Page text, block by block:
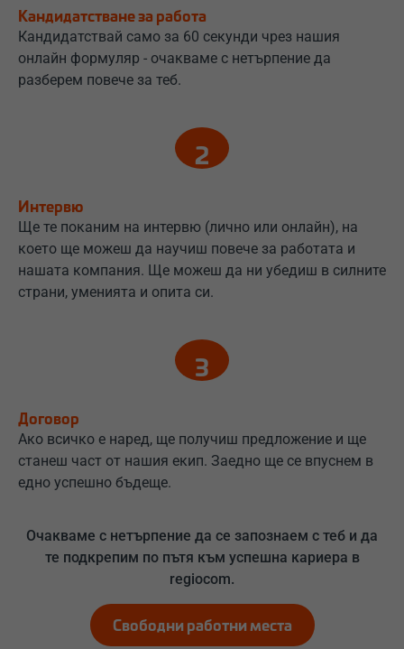
Кандидатстване за работа
Кандидатствай само за 60 секунди чрез нашия
онлайн формуляр - очакваме с нетърпение да
разберем повече за теб.
Интервю
Ще те поканим на интервю (лично или онлайн), на
което ще можеш да научиш повече за работата и
нашата компания. Ще можеш да ни убедиш в силните
страни, уменията и опита си.
Договор
Ако всичко е наред, ще получиш предложение и ще
станеш част от нашия екип. Заедно ще се впуснем в
едно успешно бъдеще.
Очакваме с нетърпение да се запознаем с теб и да
те подкрепим по пътя към успешна кариера в
regiocom.
Свободни работни места